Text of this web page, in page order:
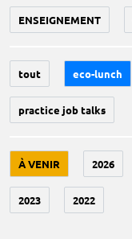
ENSEIGNEMENT
tout eco-lunch
practice job talks
À VENIR 2026
2023 2022